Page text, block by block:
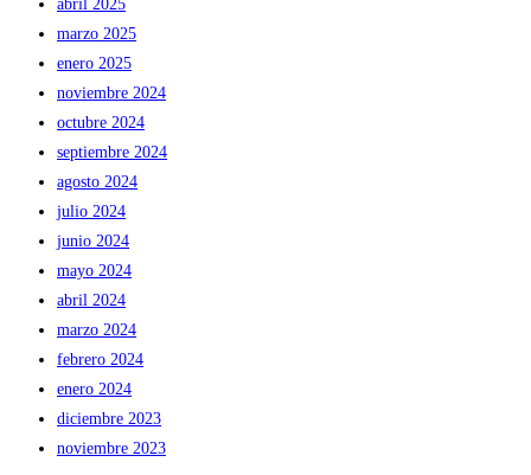
abril 2025
marzo 2025
enero 2025
noviembre 2024
octubre 2024
septiembre 2024
agosto 2024
julio 2024
junio 2024
mayo 2024
abril 2024
marzo 2024
febrero 2024
enero 2024
diciembre 2023
noviembre 2023